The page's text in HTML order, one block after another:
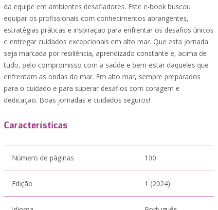
da equipe em ambientes desafiadores. Este e-book buscou
equipar os profissionais com conhecimentos abrangentes,
estratégias práticas e inspiração para enfrentar os desafios únicos
e entregar cuidados excepcionais em alto mar. Que esta jornada
seja marcada por resiliência, aprendizado constante e, acima de
tudo, pelo compromisso com a saúde e bem-estar daqueles que
enfrentam as ondas do mar. Em alto mar, sempre preparados
para o cuidado e para superar desafios com coragem e
dedicação. Boas jornadas e cuidados seguros!
Características
Número de páginas 100
Edição 1 (2024)